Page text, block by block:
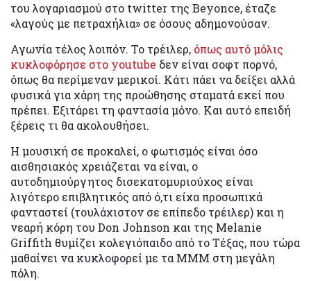
του λογαριασμού στο twitter της Beyonce, έταζε
«λαγούς με πετραχήλια» σε όσους αδημονούσαν.
Αγωνία τέλος λοιπόν. Το τρέιλερ, όπως αυτό μόλις
κυκλοφόρησε στο youtube δεν είναι σοφτ πορνό,
όπως θα περίμεναν μερικοί. Κάτι πάει να δείξει αλλά
φυσικά για χάρη της προώθησης σταματά εκεί που
πρέπει. Εξιτάρει τη φαντασία μόνο. Και αυτό επειδή
ξέρεις τι θα ακολουθήσει.
Η μουσική σε προκαλεί, ο φωτισμός είναι όσο
αισθησιακός χρειάζεται να είναι, ο
αυτοδημιούργητος δισεκατομυριούχος είναι
λιγότερο επιβλητικός από ό,τι είχα προσωπικά
φανταστεί (τουλάχιστον σε επίπεδο τρέιλερ) και η
νεαρή κόρη του Don Johnson και της Melanie
Griffith θυμίζει κολεγιόπαιδο από το Τέξας, που τώρα
μαθαίνει να κυκλοφορεί με τα ΜΜΜ στη μεγάλη
πόλη.